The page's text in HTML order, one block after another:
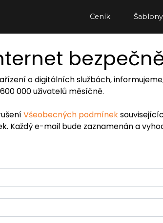
Ceník Šablony
o digitálních službách,
600 000 uživatelů měsíčně.
Všeobecných podmínek
Každý e-mail bude zaznamenán a